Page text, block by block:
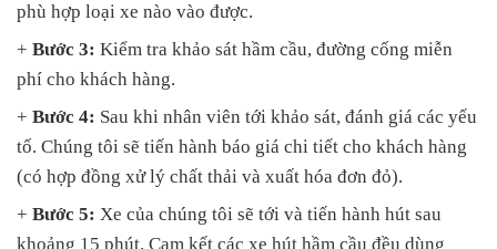
phù hợp loại xe nào vào được.
+ Bước 3: Kiểm tra khảo sát hầm cầu, đường cống miễn
phí cho khách hàng.
+ Bước 4: Sau khi nhân viên tới khảo sát, đánh giá các yếu
tố. Chúng tôi sẽ tiến hành báo giá chi tiết cho khách hàng
(có hợp đồng xử lý chất thải và xuất hóa đơn đỏ).
+ Bước 5: Xe của chúng tôi sẽ tới và tiến hành hút sau
khoảng 15 phút. Cam kết các xe hút hầm cầu đều dùng